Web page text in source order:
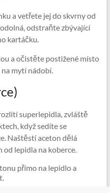
a vetřete jej do skvrny od
odstraňte zbývající
kartáčku.
a očistěte postižené místo
mytí nádobí.
superlepidla, zvláště
když sedíte se
Naštěstí aceton dělá
lepidla na koberce.
přímo na lepidlo a